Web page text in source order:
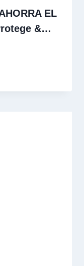
EL
&…